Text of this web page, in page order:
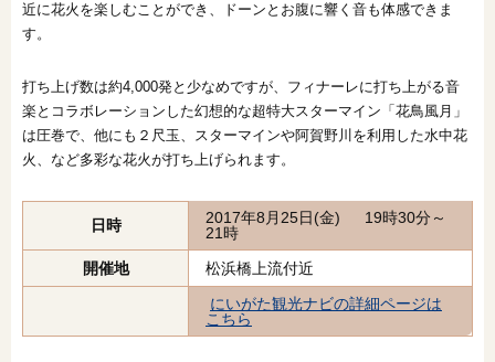
近に花火を楽しむことができ、ドーンとお腹に響く音も体感できま
す。
打ち上げ数は約4,000発と少なめですが、フィナーレに打ち上がる音
楽とコラボレーションした幻想的な超特大スターマイン「花鳥風月」
は圧巻で、他にも２尺玉、スターマインや阿賀野川を利用した水中花
火、など多彩な花火が打ち上げられます。
日時
2017年8月25日(金) 19時30分～
21時
開催地
松浜橋上流付近
にいがた観光ナビの詳細ページは
こちら